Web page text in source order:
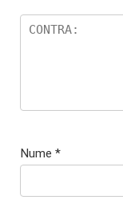
Nume *